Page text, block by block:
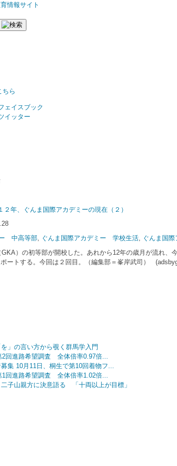
情報サイト
２年、ぐんま国際アカデミーの現在（２）
ー 中高等部, ぐんま国際アカデミー 学校生活, ぐんま国
）の初等部が開校した。あれから12年の歳月が流れ
ポートする。今回は２回目。（編集部＝峯岸武司）
」の言い方から覗く群馬学入門
2回進路希望調査 全体倍率0.97倍...
集 10月11日、桐生で第10回着物フ...
1回進路希望調査 全体倍率1.02倍...
子山親方に決意語る 「十両以上が目標」